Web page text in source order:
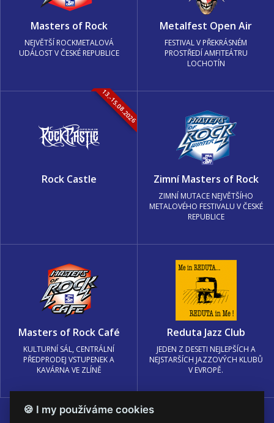
Masters of Rock
NEJVĚTŠÍ ROCKMETALOVÁ
UDÁLOST V ČESKÉ REPUBLICE
Metalfest Open Air
FESTIVAL V PŘEKRÁSNÉM
PROSTŘEDÍ AMFITEÁTRU
LOCHOTÍN
13.-15.08.2026
Rock Castle Zimní Masters of Rock
ZIMNÍ MUTACE NEJVĚTŠÍHO
METALOVÉHO FESTIVALU V ČESKÉ
REPUBLICE
Masters of Rock Café
KULTURNÍ SÁL, CENTRÁLNÍ
PŘEDPRODEJ VSTUPENEK A
KAVÁRNA VE ZLÍNĚ
Reduta Jazz Club
JEDEN Z DESETI NEJLEPŠÍCH A
NEJSTARŠÍCH JAZZOVÝCH KLUBŮ
V EVROPĚ.
🍪 I my používáme cookies